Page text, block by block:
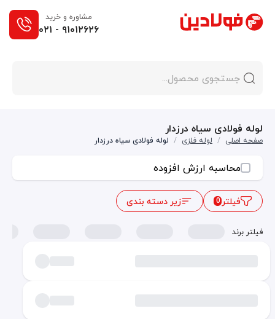
مشاوره و خرید
۰۲۱ - ۹۱۰۱۲۶۲۶
لوله فولادی سیاه درزدار
صفحه اصلی / لوله فلزی / لوله فولادی سیاه درزدار
محاسبه ارزش افزوده
فیلتر0 زیر دسته بندی
فیلتر برند